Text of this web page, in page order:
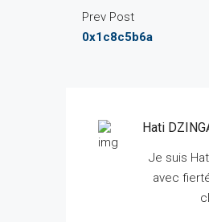
Prev Post
0x1c8c5b6a
Hati
Je suis
avec